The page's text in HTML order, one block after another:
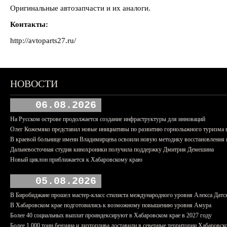
Оригинальные автозапчасти и их аналоги.
Контакты:
http://avtoparts27.ru/
НОВОСТИ
06.08.2026
На Русском острове продолжается создание инфраструктуры для инноваций
Олег Кожемяко представил новые инициативы по развитию горнолыжного туризма
В краевой больнице имени Владимирцева освоили новую методику восстановления
Дальневосточная студия кинохроники получила поддержку Дмитрия Демешина
Новый циклон приближается к Хабаровскому краю
05.08.2026
В Биробиджане прошел мастер-класс стилиста международного уровня Алекса
В Хабаровском крае подготовились к возможному повышению уровня Амура
Более 40 социальных выплат проиндексируют в Хабаровском крае в 2027 году
Более 1 000 тонн бензина и дизтоплива доставили в северные территории